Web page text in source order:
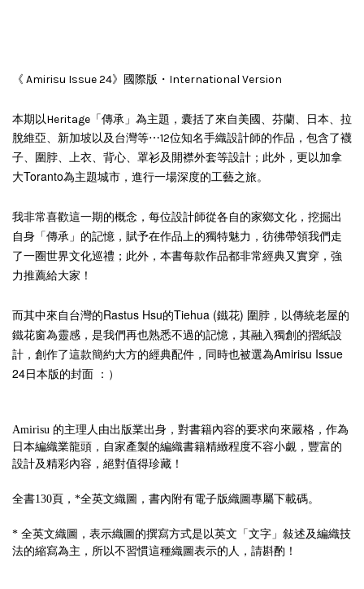
《 Amirisu Issue 24》國際版・International Version
本期以Heritage「傳承」為主題，囊括了來自美國、 芬蘭、 日本、 拉
脫維亞、新加坡以及台灣等⋯12位知名手織設計師的作品，包含了襪
子、圍脖、上衣、背心、罩衫及開襟外套等設計；此外，更以加拿
大Toranto為主題城市，進行一場深度的工藝之旅。
我非常喜歡這一期的概念，每位設計師從各自的家鄉文化，挖掘出
自身「傳承」的記憶 ，賦予在作品上的獨特魅力 ，彷彿帶領我們走
了一圈世界文化巡禮；此外，本書每款作品都非常經典又實穿，強
力推薦給大家！
而其中來自台灣的Rastus Hsu的Tiehua (鐵花) 圍脖，以傳統老屋的
鐵花窗為靈感，是我們再也熟悉不過的記憶，其融入獨創的摺紙設
計，創作了這款簡約大方的經典配件，同時也被選為Amirisu Issue
24日本版的封面 ：）
Amirisu 的主理人由出版業出身，對書籍內容的要求向來嚴格，作為
日本編織業龍頭，自家產製的編織書籍精緻程度不容小覷，豐富的
設計及精彩內容，絕對值得珍藏！
全書130頁， *全英文織圖，書內附有電子版織圖專屬下載碼。
* 全英文織圖，表示織圖的撰寫方式是以英文「文字」敍述及編織技
法的縮寫為主，所以不習慣這種織圖表示的人，請斟酌！